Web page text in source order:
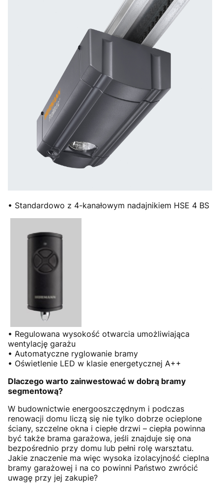
• Standardowo z 4-kanałowym nadajnikiem HSE 4 BS
• Regulowana wysokość otwarcia umożliwiająca
wentylację garażu
• Automatyczne ryglowanie bramy
• Oświetlenie LED w klasie energetycznej A++
Dlaczego warto zainwestować w dobrą bramy
segmentową?
W budownictwie energooszczędnym i podczas
renowacji domu liczą się nie tylko dobrze ocieplone
ściany, szczelne okna i ciepłe drzwi – ciepła powinna
być także brama garażowa, jeśli znajduje się ona
bezpośrednio przy domu lub pełni rolę warsztatu.
Jakie znaczenie ma więc wysoka izolacyjność cieplna
bramy garażowej i na co powinni Państwo zwrócić
uwagę przy jej zakupie?